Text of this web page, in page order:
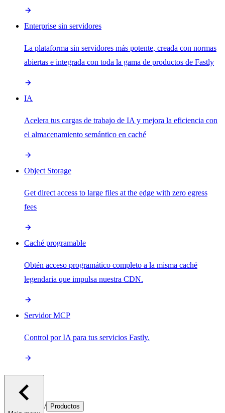
Enterprise sin servidores
La plataforma sin servidores más potente, creada con normas
abiertas e integrada con toda la gama de productos de Fastly
IA
Acelera tus cargas de trabajo de IA y mejora la eficiencia con
el almacenamiento semántico en caché
Object Storage
Get direct access to large files at the edge with zero egress
fees
Caché programable
Obtén acceso programático completo a la misma caché
legendaria que impulsa nuestra CDN.
Servidor MCP
Control por IA para tus servicios Fastly.
/ Productos